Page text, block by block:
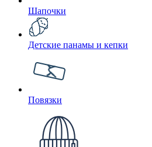
Шапочки
Детские панамы и кепки
Повязки